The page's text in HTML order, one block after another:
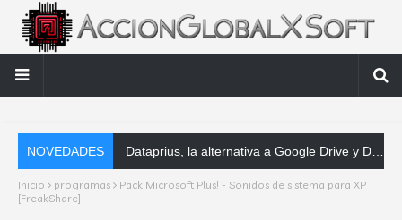
NOVEDADES Dataprius, la alternativa a Google Drive y Dropbox que las empresas deberían conocer
Inicio programas
Pack Microsoft Plus! - Sonidos de sistema para XP
[FreakShare]